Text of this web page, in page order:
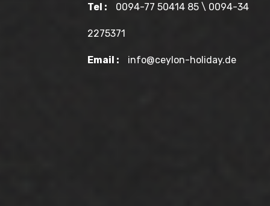
Tel : 0094-77 50414 85 \ 0094-34
2275371
Email : info@ceylon-holiday.de